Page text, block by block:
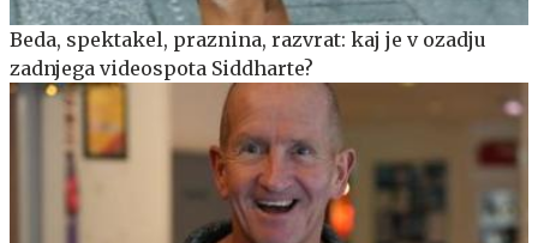
Beda, spektakel, praznina, razvrat: kaj je v ozadju
zadnjega videospota Siddharte?